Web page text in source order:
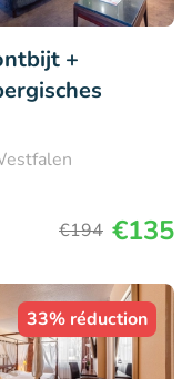
+
€194 €135
33% réduction